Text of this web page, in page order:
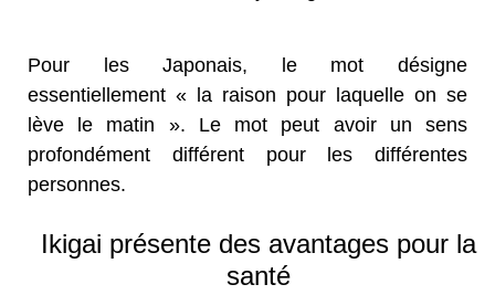
Pour les Japonais, le mot désigne
essentiellement « la raison pour laquelle on se
lève le matin ». Le mot peut avoir un sens
profondément différent pour les différentes
personnes.
Ikigai présente des avantages pour la
santé